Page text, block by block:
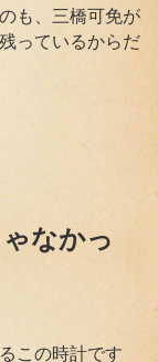
も、三橋可免が
っているからだ
なかっ
この時計です